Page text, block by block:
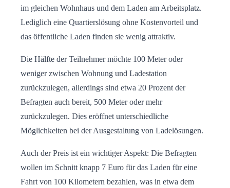
im gleichen Wohnhaus und dem Laden am Arbeitsplatz.
Lediglich eine Quartierslösung ohne Kostenvorteil und
das öffentliche Laden finden sie wenig attraktiv.
Die Hälfte der Teilnehmer möchte 100 Meter oder
weniger zwischen Wohnung und Ladestation
zurückzulegen, allerdings sind etwa 20 Prozent der
Befragten auch bereit, 500 Meter oder mehr
zurückzulegen. Dies eröffnet unterschiedliche
Möglichkeiten bei der Ausgestaltung von Ladelösungen.
Auch der Preis ist ein wichtiger Aspekt: Die Befragten
wollen im Schnitt knapp 7 Euro für das Laden für eine
Fahrt von 100 Kilometern bezahlen, was in etwa dem